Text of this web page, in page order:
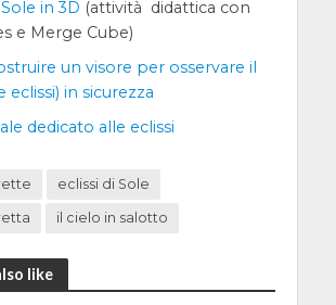
in 3D (attività didattica con
e Merge Cube)
un visore per osservare il
eclissi) in sicurezza
dedicato alle eclissi
eclissi di Sole
il cielo in salotto
like